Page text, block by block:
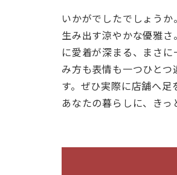
い
棒
と
し
て
4
いかがでしたでしょう
生み出す涼やかな優雅
に愛着が深まる、まさ
み方も表情も一つひと
す。ぜひ実際に店舗へ足
あなたの暮らしに、きっ